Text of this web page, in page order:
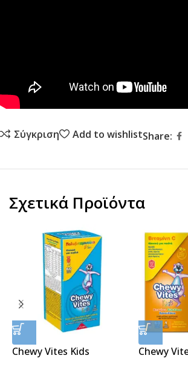
Σύγκριση Add to wishlistShare:
Σχετικά Προϊόντα
Chewy Vites Kids
Chewy